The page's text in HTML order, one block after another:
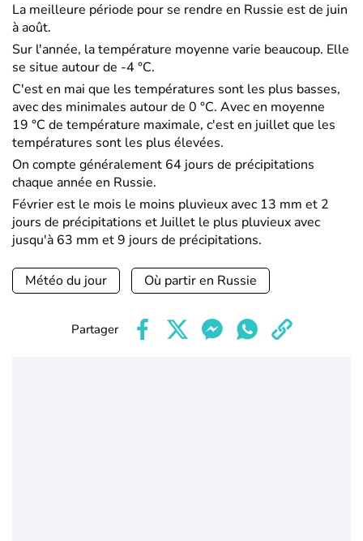
La meilleure période pour se rendre en Russie est de juin
à août.
Sur l'année, la température moyenne varie beaucoup. Elle
se situe autour de -4 °C.
C'est en mai que les températures sont les plus basses,
avec des minimales autour de 0 °C. Avec en moyenne
19 °C de température maximale, c'est en juillet que les
températures sont les plus élevées.
On compte généralement 64 jours de précipitations
chaque année en Russie.
Février est le mois le moins pluvieux avec 13 mm et 2
jours de précipitations et Juillet le plus pluvieux avec
jusqu'à 63 mm et 9 jours de précipitations.
Météo du jour Où partir en Russie
Partager